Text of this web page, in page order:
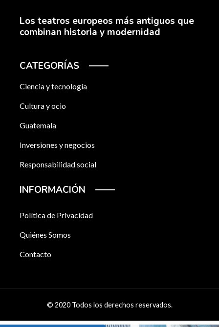
Los teatros europeos más antiguos que
combinan historia y modernidad
CATEGORÍAS
Ciencia y tecnología
Cultura y ocio
Guatemala
Inversiones y negocios
Responsabilidad social
INFORMACIÓN
Política de Privacidad
Quiénes Somos
Contacto
© 2020 Todos los derechos reservados.